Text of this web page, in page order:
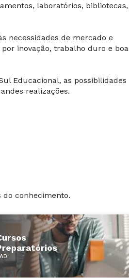
laboratórios, bibliotecas,
necessidades de mercado e
inovação, trabalho duro e boa
Educacional, as possibilidades
realizações.
do conhecimento.